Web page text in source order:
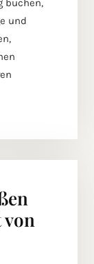
buchen,
und
von